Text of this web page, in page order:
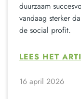
duurzaam
vandaag sterker
de social profit.
LEES HET
16 april 2026